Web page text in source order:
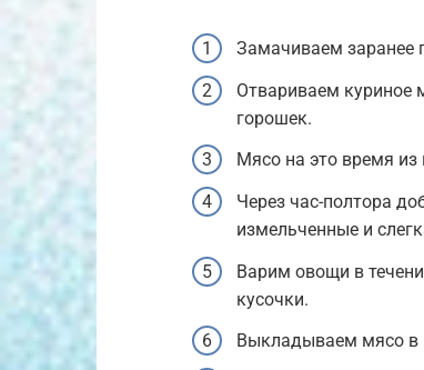
Замачиваем заранее
Отвариваем куриное
горошек.
Мясо на это время из
Через час-полтора
измельченные и
Варим овощи в
кусочки.
Выкладываем мясо в